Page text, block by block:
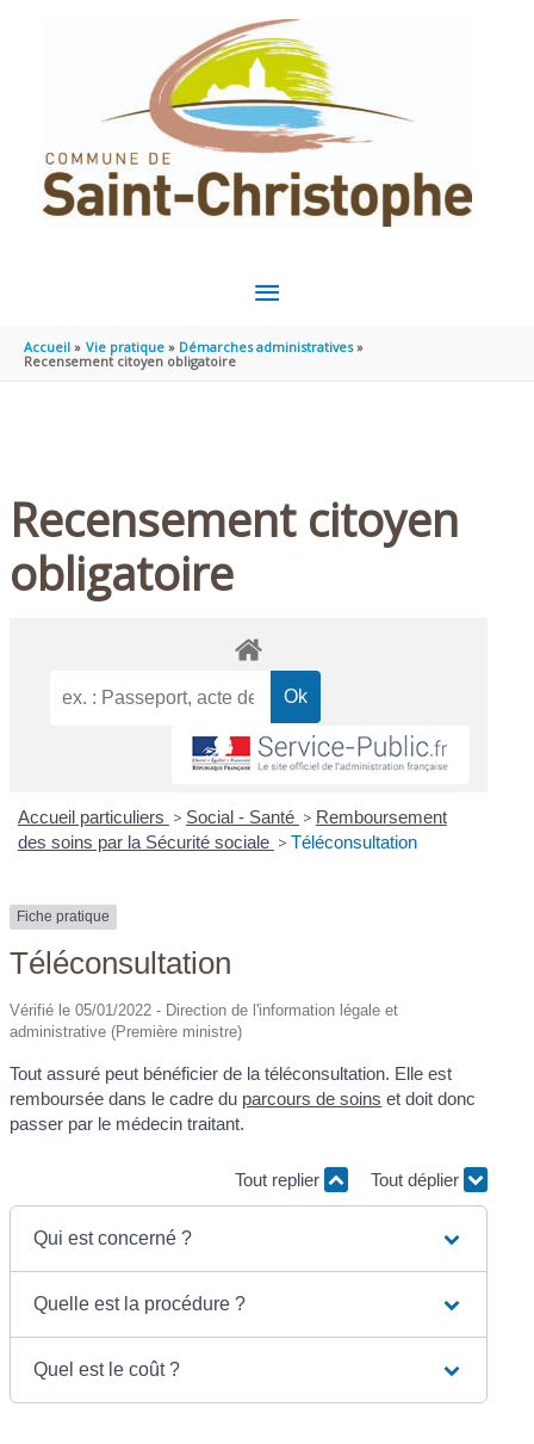
MENU
PRINCIPAL
Accueil Vie pratique
Démarches administratives
Recensement citoyen obligatoire
Recensement citoyen
obligatoire
Accueil particuliers > Social - Santé > Remboursement
des soins par la Sécurité sociale > Téléconsultation
Fiche pratique
Téléconsultation
Vérifié le 05/01/2022 - Direction de l'information légale et
administrative (Première ministre)
Tout assuré peut bénéficier de la téléconsultation. Elle est
remboursée dans le cadre du parcours de soins et doit donc
passer par le médecin traitant.
Tout replier Tout déplier
Qui est concerné ?
Quelle est la procédure ?
Quel est le coût ?